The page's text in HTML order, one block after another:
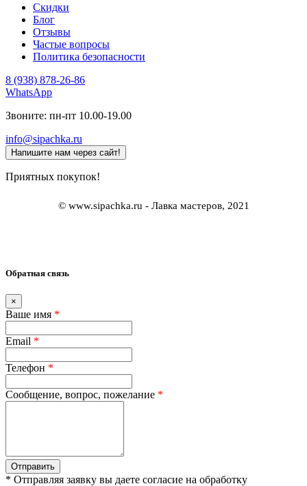
Скидки
Блог
Отзывы
Частые вопросы
Политика безопасности
8 (938) 878-26-86
WhatsApp
Звоните: пн-пт 10.00-19.00
info@sipachka.ru
Напишите нам через сайт!
Приятных покупок!
© www.sipachka.ru - Лавка мастеров, 2021
Обратная связь
×
Ваше имя *
Email *
Телефон *
Сообщение, вопрос, пожелание *
Отправить
* Отправляя заявку вы даете согласие на обработку